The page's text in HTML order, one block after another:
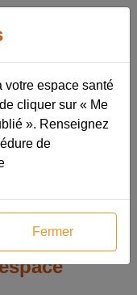
votre espace santé
cliquer sur « Me
». Renseignez
de
Fermer